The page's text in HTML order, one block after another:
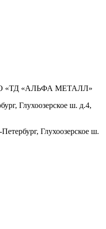
«ТД «АЛЬФА МЕТАЛЛ»
Глухоозерское ш. д.4,
Глухоозерское ш.